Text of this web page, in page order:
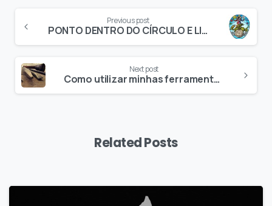
Reading
Previous post
PONTO DENTRO DO CÍRCULO E LINHAS PARALELAS – Parte 2
Next post
Como utilizar minhas ferramentas de aprendiz em momentos de dificuldade
Related Posts